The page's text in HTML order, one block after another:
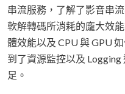
串流服務，了解了影音串
軟解轉碼所消耗的龐大效
體效能以及 CPU 與 GPU
到了資源監控以及
足。